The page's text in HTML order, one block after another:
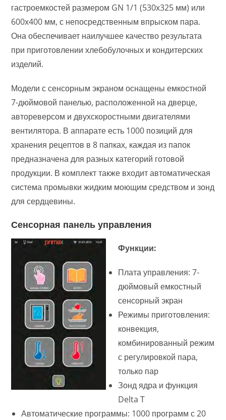
гастроемкостей размером GN 1/1 (530х325 мм) или
600х400 мм, с непосредственным впрыском пара.
Она обеспечивает наилучшее качество результата
при приготовлении хлебобулочных и кондитерских
изделий.
Модели с сенсорным экраном оснащены емкостной
7-дюймовой панелью, расположенной на дверце,
автореверсом и двухскоростными двигателями
вентилятора. В аппарате есть 1000 позиций для
хранения рецептов в 8 папках, каждая из папок
предназначена для разных категорий готовой
продукции. В комплект также входит автоматическая
система промывки жидким моющим средством и зонд
для сердцевины.
Сенсорная панель управления
Функции:
Плата управления: 7-
дюймовый емкостный
сенсорный экран
Режимы приготовления:
конвекция,
комбинированный режим
с регулировкой пара,
только пар
Зонд ядра и функция
Delta T
Автоматические программы: 1000 программ с 20